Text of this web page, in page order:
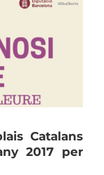
Catalans
2017 per